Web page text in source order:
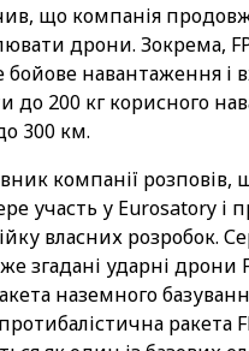
що компанія
дрони. Зокрема,
бойове навантаження і
до 200 кг корисного
300 км.
компанії розповів,
участь у Eurosatory і
власних розробок.
згадані ударні дрони
наземного
ракета